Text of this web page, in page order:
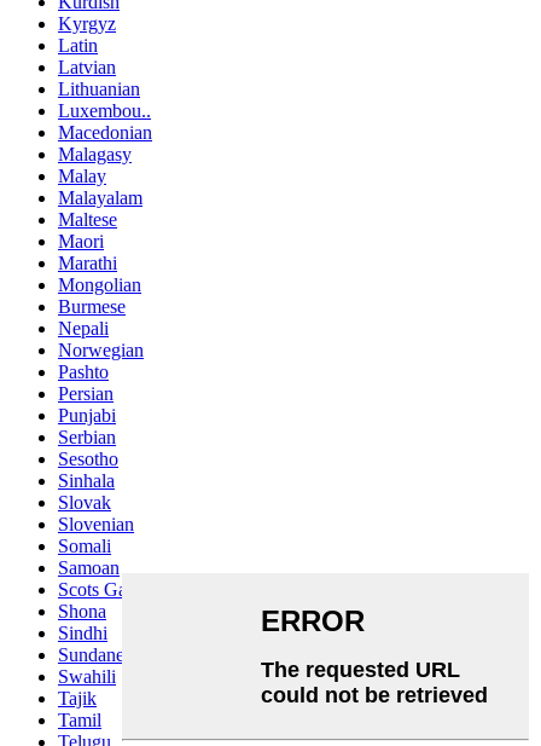
Kyrgyz
Latin
Latvian
Lithuanian
Luxembou..
Macedonian
Malagasy
Malay
Malayalam
Maltese
Maori
Marathi
Mongolian
Burmese
Nepali
Norwegian
Pashto
Persian
Punjabi
Serbian
Sesotho
Sinhala
Slovak
Slovenian
Somali
Samoan
Scots Gaelic
Shona
Sindhi
Sundanese
Swahili
Tajik
Tamil
Telugu